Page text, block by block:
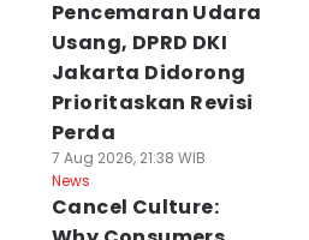
Pencemaran Udara
Usang, DPRD DKI
Jakarta Didorong
Prioritaskan Revisi
Perda
7 Aug 2026, 21:38 WIB
News
Cancel Culture: